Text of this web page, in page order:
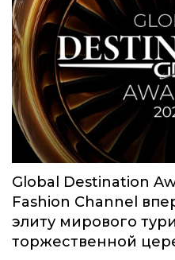
Global Destination
Fashion Channel
элиту мирового
торжественной